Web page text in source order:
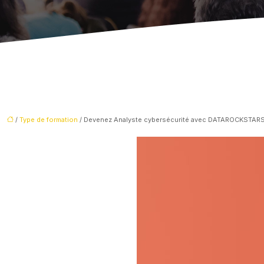
/ Type de formation / Devenez Analyste cybersécurité avec